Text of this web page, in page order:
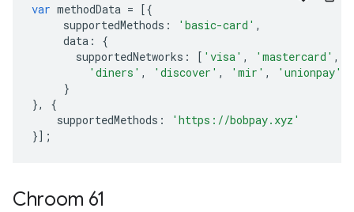
var methodData = [{
supportedMethods : 'basic-card' ,
data :
{
supportedNetworks : [ 'visa' , 'mastercard' ,
'diners' , 'discover' , 'mir' , 'unionpay'
}
},
{
supportedMethods :
'https://bobpay.xyz'
}];
Chroom 61